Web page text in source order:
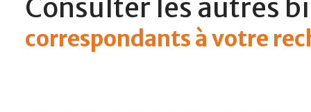
Consulter les autres
correspondants à votre